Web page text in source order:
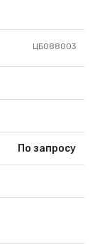
ЦБ088003
По запросу